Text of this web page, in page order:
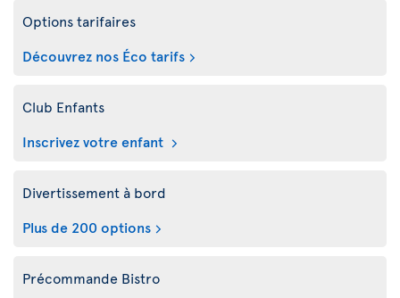
Options tarifaires
Découvrez nos Éco tarifs
Club Enfants
Inscrivez votre enfant
Divertissement à bord
Plus de 200 options
Précommande Bistro